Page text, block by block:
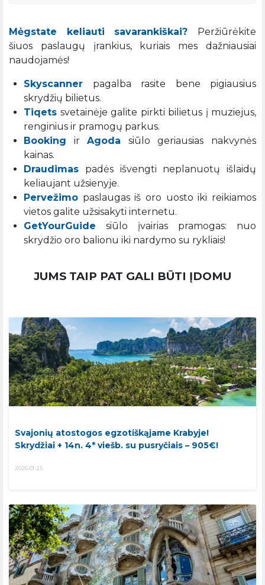
Mėgstate keliauti savarankiškai?
Peržiūrėkite
šiuos paslaugų įrankius, kuriais mes dažniausiai
naudojamės!
Skyscanner pagalba rasite bene pigiausius
skrydžių bilietus.
Tiqets svetainėje galite pirkti bilietus į muziejus,
renginius ir pramogų parkus.
Booking irAgoda siūlo geriausias nakvynės
kainas.
Draudimas padės išvengti neplanuotų išlaidų
keliaujant užsienyje.
Pervežimo paslaugas iš oro uosto iki reikiamos
vietos galite užsisakyti internetu.
GetYourGuide siūlo įvairias pramogas: nuo
skrydžio oro balionu iki nardymo su rykliais!
JUMS TAIP PAT GALI BŪTI ĮDOMU
Svajonių atostogos egzotiškąjame Krabyje!
Skrydžiai + 14n. 4* viešb. su pusryčiais – 905€!
2026-01-25